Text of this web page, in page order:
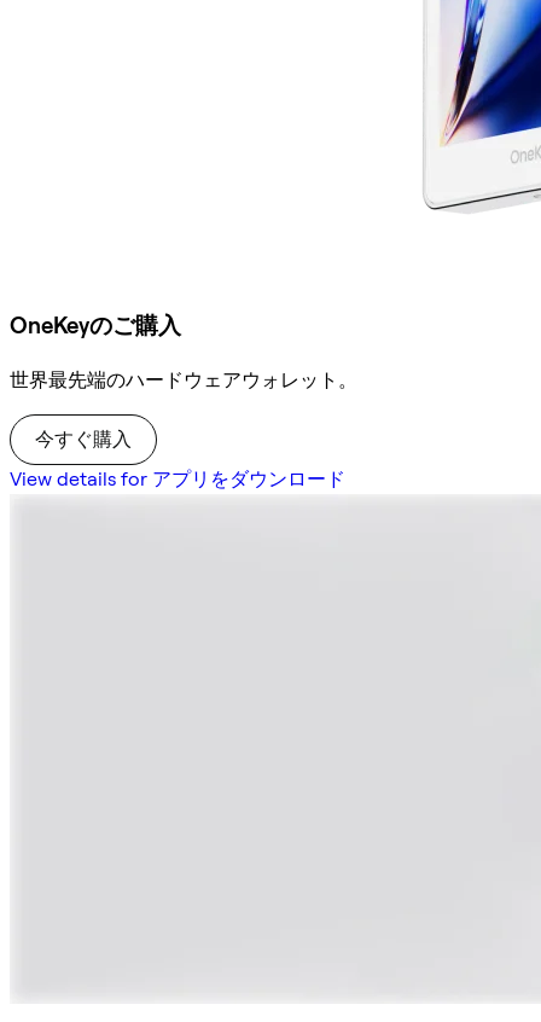
OneKeyのご購入
世界最先端のハードウェアウォレット。
今すぐ購入
View details for アプリをダウンロード